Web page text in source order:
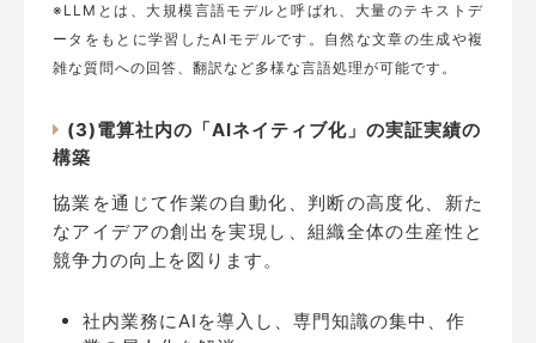
※LLMとは、大規模言語モデルと呼ばれ、大量のテキストデ
ータをもとに学習したAIモデルです。自然な文章の生成や複
雑な質問への回答、翻訳など多様な言語処理が可能です。
(3)電算社内の「AIネイティブ化」の実証実績の
構築
協業を通じて作業の自動化、判断の高度化、新た
なアイデアの創出を実現し、組織全体の生産性と
競争力の向上を図ります。
社内業務にAIを導入し、専門知識の集中、作